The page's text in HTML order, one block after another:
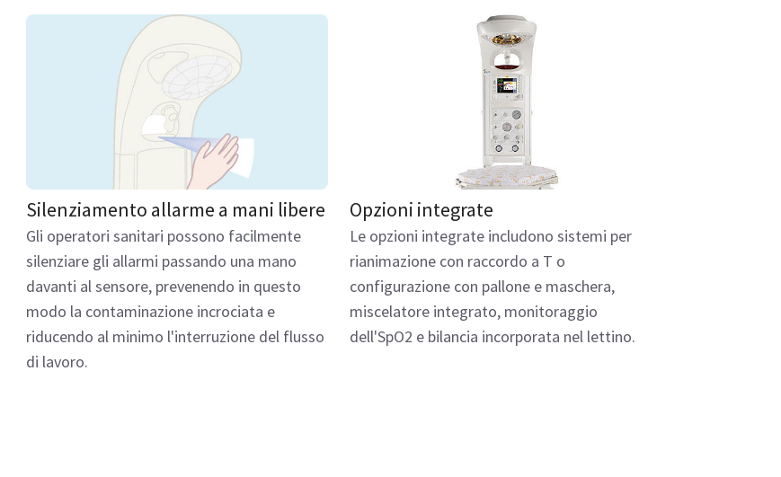
Silenziamento allarme a mani libere
Gli operatori sanitari possono facilmente
silenziare gli allarmi passando una mano
davanti al sensore, prevenendo in questo
modo la contaminazione incrociata e
riducendo al minimo l'interruzione del flusso
di lavoro.
Opzioni integrate
Le opzioni integrate includono sistemi per
rianimazione con raccordo a T o
configurazione con pallone e maschera,
miscelatore integrato, monitoraggio
dell'SpO2 e bilancia incorporata nel lettino.